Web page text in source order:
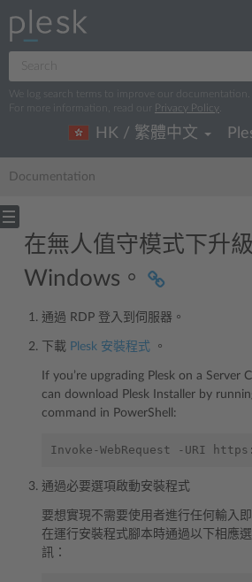
We log search terms to improve our documentation.
For more information, read our
Privacy Policy
HK / 繁體中文
Documentation
在無人值守模式下升
Windows。
通過 RDP 登入到伺服器。
下載 Plesk 安裝程式 。
If you’re upgrading Plesk on a Server
can download Plesk Installer by
command in PowerShell:
通過必要選項啟動安裝程式
要想實現不需要使用者進行任何輸入
在運行安裝程式腳本時通過以下相應
訊：